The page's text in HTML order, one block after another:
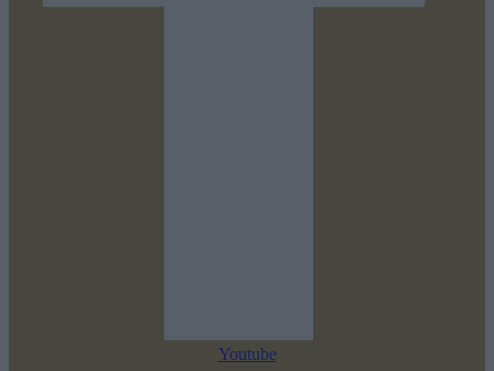
Youtube